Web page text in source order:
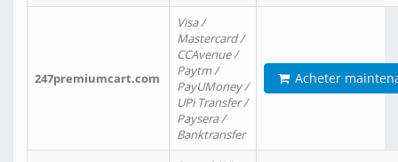
247premiumcart.com
Visa /
Mastercard /
CCAvenue /
Paytm /
PayUMoney /
UPi Transfer /
Paysera /
Banktransfer
Acheter